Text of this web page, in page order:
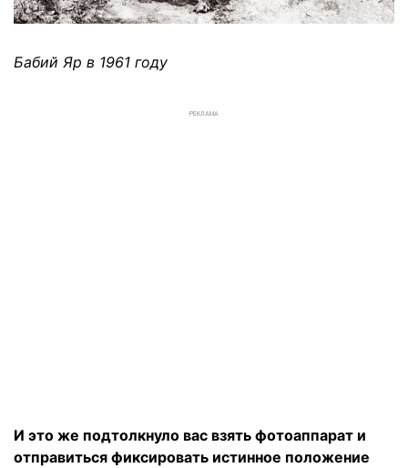
Бабий Яр в 1961 году
РЕКЛАМА
И это же подтолкнуло вас взять фотоаппарат и
отправиться фиксировать истинное положение